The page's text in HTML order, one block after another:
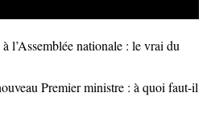
l’Assemblée nationale : le vrai du
Premier ministre : à quoi faut-il